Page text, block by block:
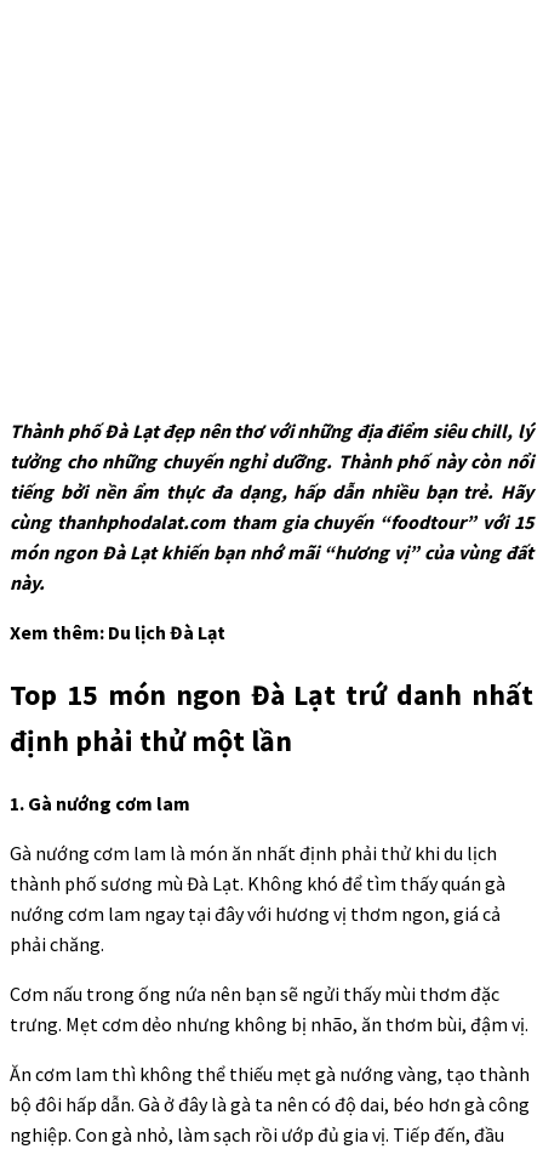
Thành phố Đà Lạt đẹp nên thơ với những địa điểm siêu chill, lý
tưởng cho những chuyến nghỉ dưỡng. Thành phố này còn nổi
tiếng bởi nền ẩm thực đa dạng, hấp dẫn nhiều bạn trẻ. Hãy
cùng thanhphodalat.com tham gia chuyến “foodtour” với 15
món ngon Đà Lạt khiến bạn nhớ mãi “hương vị” của vùng đất
này.
Xem thêm: Du lịch Đà Lạt
Top 15 món ngon Đà Lạt trứ danh nhất
định phải thử một lần
1. Gà nướng cơm lam
Gà nướng cơm lam là món ăn nhất định phải thử khi du lịch
thành phố sương mù Đà Lạt. Không khó để tìm thấy quán gà
nướng cơm lam ngay tại đây với hương vị thơm ngon, giá cả
phải chăng.
Cơm nấu trong ống nứa nên bạn sẽ ngửi thấy mùi thơm đặc
trưng. Mẹt cơm dẻo nhưng không bị nhão, ăn thơm bùi, đậm vị.
Ăn cơm lam thì không thể thiếu mẹt gà nướng vàng, tạo thành
bộ đôi hấp dẫn. Gà ở đây là gà ta nên có độ dai, béo hơn gà công
nghiệp. Con gà nhỏ, làm sạch rồi ướp đủ gia vị. Tiếp đến, đầu